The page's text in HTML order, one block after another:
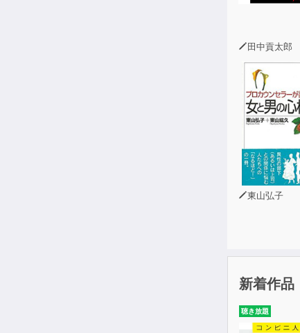
田中貢太郎
東山弘子
新着作品
聴き放題